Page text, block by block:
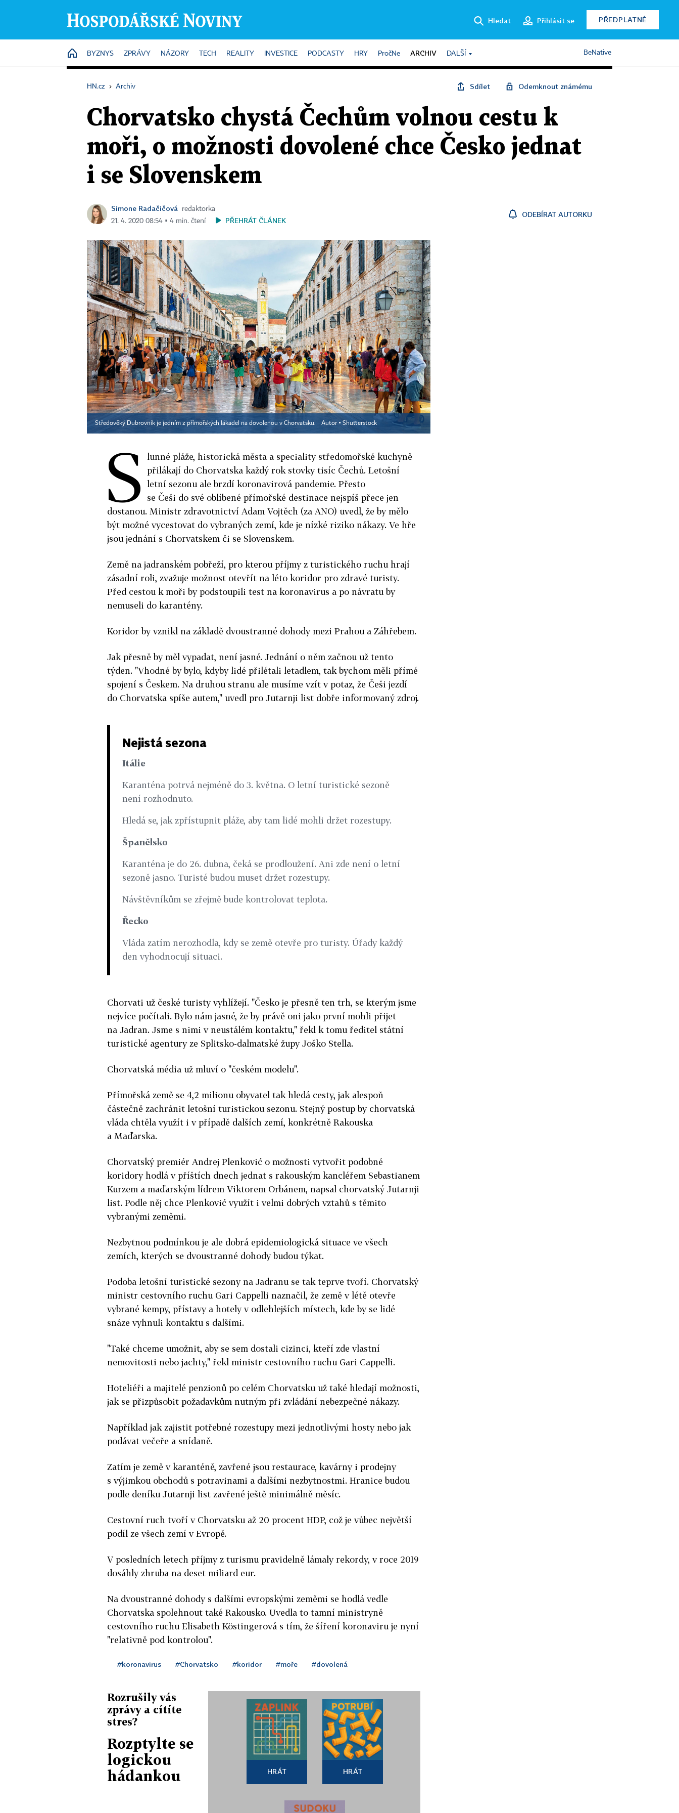
Hledat Přihlásit se PŘEDPLATNÉ
HOME
BYZNYS ZPRÁVY NÁZORY TECH REALITY INVESTICE PODCASTY HRY PročNe ARCHIV DALŠÍ BeNative
HN.cz › Archiv Sdílet Odemknout známému
Chorvatsko chystá Čechům volnou cestu k
moři, o možnosti dovolené chce Česko jednat
i se Slovenskem
Simone Radačičová
redaktorka
21. 4. 2020 08:54 ▪ 4 min. čtení
PŘEHRÁT ČLÁNEK
ODEBÍRAT AUTORKU
Středověký Dubrovník je jedním z přímořských lákadel na dovolenou v Chorvatsku. Autor ▪ Shutterstock
S
lunné pláže, historická města a speciality středomořské kuchyně
přilákají do Chorvatska každý rok stovky tisíc Čechů. Letošní
letní sezonu ale brzdí koronavirová pandemie. Přesto
se Češi do své oblíbené přímořské destinace nejspíš přece jen
dostanou. Ministr zdravotnictví Adam Vojtěch (za ANO) uvedl, že by mělo
být možné vycestovat do vybraných zemí, kde je nízké riziko nákazy. Ve hře
jsou jednání s Chorvatskem či se Slovenskem.
Země na jadranském pobřeží, pro kterou příjmy z turistického ruchu hrají
zásadní roli, zvažuje možnost otevřít na léto koridor pro zdravé turisty.
Před cestou k moři by podstoupili test na koronavirus a po návratu by
nemuseli do karantény.
Koridor by vznikl na základě dvoustranné dohody mezi Prahou a Záhřebem.
Jak přesně by měl vypadat, není jasné. Jednání o něm začnou už tento
týden. "Vhodné by bylo, kdyby lidé přilétali letadlem, tak bychom měli přímé
spojení s Českem. Na druhou stranu ale musíme vzít v potaz, že Češi jezdí
do Chorvatska spíše autem," uvedl pro Jutarnji list dobře informovaný zdroj.
Nejistá sezona
Itálie
Karanténa potrvá nejméně do 3. května. O letní turistické sezoně
není rozhodnuto.
Hledá se, jak zpřístupnit pláže, aby tam lidé mohli držet rozestupy.
Španělsko
Karanténa je do 26. dubna, čeká se prodloužení. Ani zde není o letní
sezoně jasno. Turisté budou muset držet rozestupy.
Návštěvníkům se zřejmě bude kontrolovat teplota.
Řecko
Vláda zatím nerozhodla, kdy se země otevře pro turisty. Úřady každý
den vyhodnocují situaci.
Chorvati už české turisty vyhlížejí. "Česko je přesně ten trh, se kterým jsme
nejvíce počítali. Bylo nám jasné, že by právě oni jako první mohli přijet
na Jadran. Jsme s nimi v neustálém kontaktu," řekl k tomu ředitel státní
turistické agentury ze Splitsko-dalmatské župy Joško Stella.
Chorvatská média už mluví o "českém modelu".
Přímořská země se 4,2 milionu obyvatel tak hledá cesty, jak alespoň
částečně zachránit letošní turistickou sezonu. Stejný postup by chorvatská
vláda chtěla využít i v případě dalších zemí, konkrétně Rakouska
a Maďarska.
Chorvatský premiér Andrej Plenković o možnosti vytvořit podobné
koridory hodlá v příštích dnech jednat s rakouským kancléřem Sebastianem
Kurzem a maďarským lídrem Viktorem Orbánem, napsal chorvatský Jutarnji
list. Podle něj chce Plenković využít i velmi dobrých vztahů s těmito
vybranými zeměmi.
Nezbytnou podmínkou je ale dobrá epidemiologická situace ve všech
zemích, kterých se dvoustranné dohody budou týkat.
Podoba letošní turistické sezony na Jadranu se tak teprve tvoří. Chorvatský
ministr cestovního ruchu Gari Cappelli naznačil, že země v létě otevře
vybrané kempy, přístavy a hotely v odlehlejších místech, kde by se lidé
snáze vyhnuli kontaktu s dalšími.
"Také chceme umožnit, aby se sem dostali cizinci, kteří zde vlastní
nemovitosti nebo jachty," řekl ministr cestovního ruchu Gari Cappelli.
Hoteliéři a majitelé penzionů po celém Chorvatsku už také hledají možnosti,
jak se přizpůsobit požadavkům nutným při zvládání nebezpečné nákazy.
Například jak zajistit potřebné rozestupy mezi jednotlivými hosty nebo jak
podávat večeře a snídaně.
Zatím je země v karanténě, zavřené jsou restaurace, kavárny i prodejny
s výjimkou obchodů s potravinami a dalšími nezbytnostmi. Hranice budou
podle deníku Jutarnji list zavřené ještě minimálně měsíc.
Cestovní ruch tvoří v Chorvatsku až 20 procent HDP, což je vůbec největší
podíl ze všech zemí v Evropě.
V posledních letech příjmy z turismu pravidelně lámaly rekordy, v roce 2019
dosáhly zhruba na deset miliard eur.
Na dvoustranné dohody s dalšími evropskými zeměmi se hodlá vedle
Chorvatska spolehnout také Rakousko. Uvedla to tamní ministryně
cestovního ruchu Elisabeth Köstingerová s tím, že šíření koronaviru je nyní
"relativně pod kontrolou".
#koronavirus #Chorvatsko #koridor #moře #dovolená
Rozrušily vás
zprávy a cítíte
stres?
Rozptylte se
logickou
hádankou
HRÁT HRÁT